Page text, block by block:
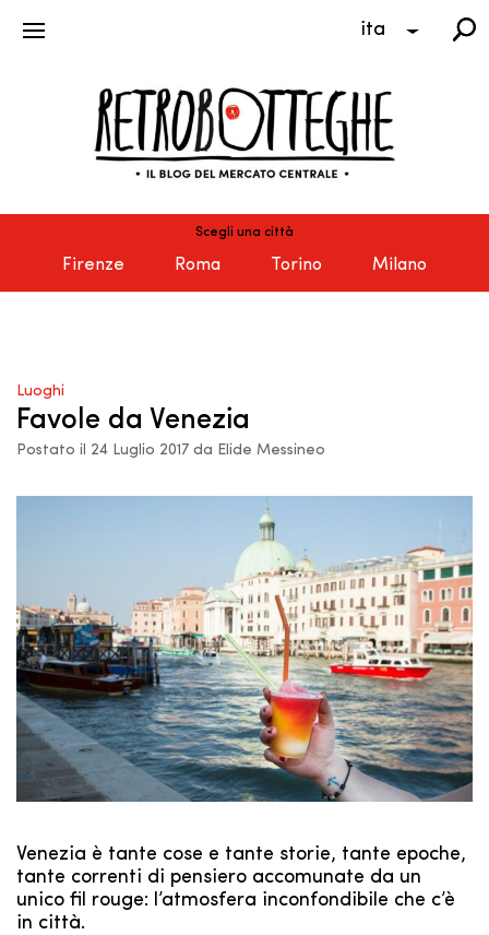
ita
Scegli una città
Firenze Roma Torino Milano
Luoghi
Favole da Venezia
Postato il 24 Luglio 2017 da Elide Messineo
Venezia è tante cose e tante storie, tante epoche,
tante correnti di pensiero accomunate da un
unico fil rouge: l’atmosfera inconfondibile che c’è
in città.